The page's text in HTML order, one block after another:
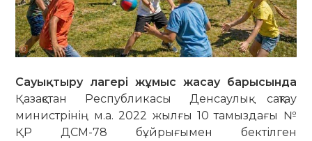
Сауықтыру лагері жұмыс жасау барысында
Қазақстан Республикасы Денсаулық сақтау
министрінің м.а. 2022 жылғы 10 тамыздағы №
ҚР ДСМ-78 бұйрығымен бектілген